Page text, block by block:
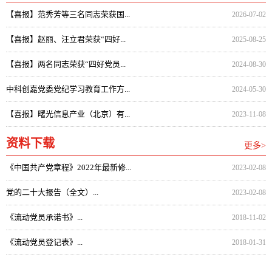
【喜报】范秀芳等三名同志荣获国... 2026-07-02
【喜报】赵丽、汪立君荣获“四好... 2025-08-25
【喜报】两名同志荣获“四好党员... 2024-08-30
中科创嘉党委党纪学习教育工作方... 2024-05-30
【喜报】曙光信息产业（北京）有... 2023-11-08
资料下载 更多>
《中国共产党章程》2022年最新修... 2023-02-08
党的二十大报告（全文）... 2023-02-08
《流动党员承诺书》... 2018-11-02
《流动党员登记表》... 2018-01-31